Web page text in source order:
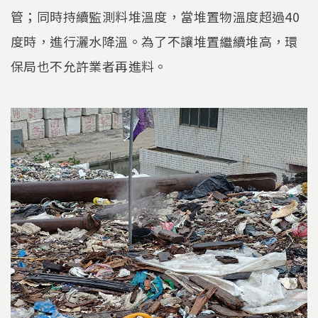
管；同時持續監測料堆溫度，當堆置物溫度超過40
度時，進行灑水降溫。為了不讓堆置繼續堆高，環
保局也不允許業者再進料。